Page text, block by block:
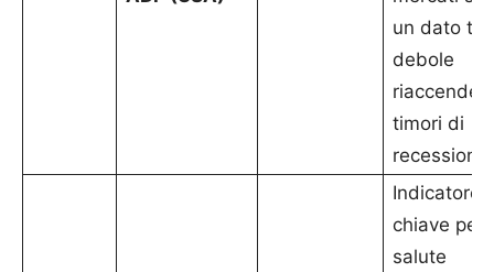
un dato
debole
timori di
recessione.
Indicatore
chiave per
salute